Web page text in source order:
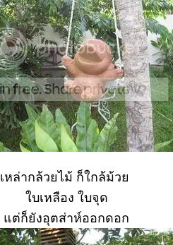
เหล่ากล้วยไม้ ก็ใกล้ม้ว
บเหลือง ใบจุด
ต่ก็ยังอุตส่าห์ออกดอก